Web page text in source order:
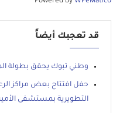
قد تعجبك أيضاً
وطني تبوك يحقق بطولة
حفل افتتاح بعض مراكز
التطويرية بمستشفى